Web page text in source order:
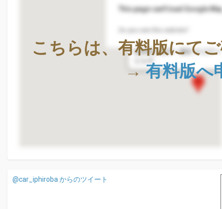
株式会社Geolocation
〒411-0036
静岡県三島市一番町18-22ア
This page can't load Google
こちらは、有料版にて
→有料版へ
@car_iphiroba からのツイート